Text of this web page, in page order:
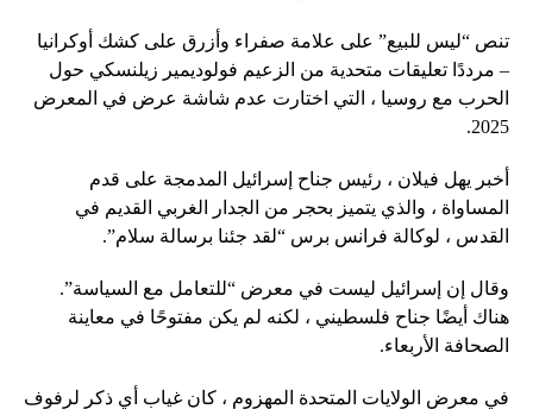
تنص “ليس للبيع” على علامة صفراء وأزرق على كشك أوكرانيا
– مرددًا تعليقات متحدية من الزعيم فولوديمير زيلنسكي حول
الحرب مع روسيا ، التي اختارت عدم شاشة عرض في المعرض
2025.
أخبر يهل فيلان ، رئيس جناح إسرائيل المدمجة على قدم
المساواة ، والذي يتميز بحجر من الجدار الغربي القديم في
القدس ، لوكالة فرانس برس “لقد جئنا برسالة سلام”.
وقال إن إسرائيل ليست في معرض “للتعامل مع السياسة”.
هناك أيضًا جناح فلسطيني ، لكنه لم يكن مفتوحًا في معاينة
الصحافة الأربعاء.
في معرض الولايات المتحدة المهزوم ، كان غياب أي ذكر لرفوف